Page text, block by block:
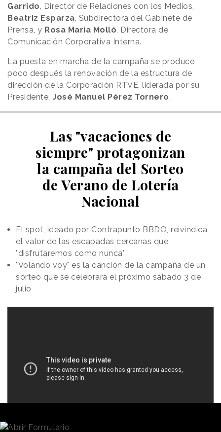
Garrido, Director de Relaciones con los Medios,
Beatriz Esparza, Subdirectora del Gabinete de
Prensa, y Rosa María Molló, Directora de
Comunicación Corporativa Interna.
La puesta en marcha de la campaña se produce
poco después la renovación de la estructura de
dirección de la Corporación RTVE, liderada por su
Presidente, José Manuel Pérez Tornero.
Las "vacaciones de
siempre" protagonizan
la campaña del Sorteo
de Verano de Lotería
Nacional
El spot, ideado por Contrapunto BBDO, reivindica
el valor de las escapadas cercanas que
"disfrutaremos como nunca"
"Volando voy" es la canción de la campaña de un
sorteo que se celebrará el próximo sábado 3 de
julio